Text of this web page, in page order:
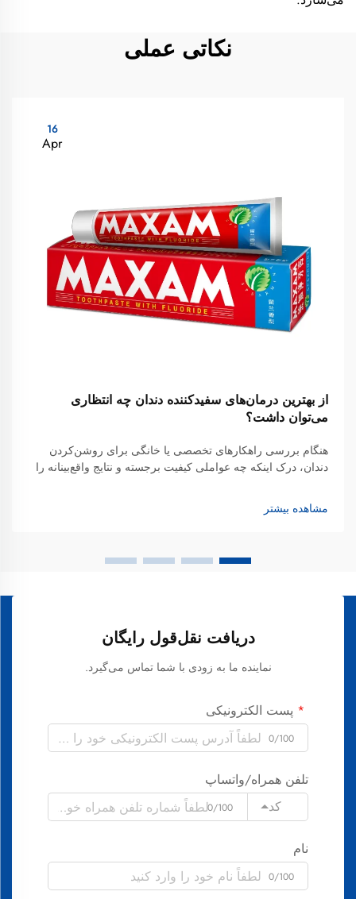
نکاتی عملی
16
Apr
از بهترین درمان‌های سفیدکننده دندان چه انتظاری
می‌توان داشت؟
هنگام بررسی راهکارهای تخصصی یا خانگی برای روشن‌کردن
دندان، درک اینکه چه عواملی کیفیت برجسته و نتایج واقع‌بینانه را
بهترین درمان‌های سفیدکننده دندان ترکیبی از روش‌های مبتنی بر
شواهد علمی و...
مشاهده بیشتر
دریافت نقل‌قول رایگان
نماینده ما به زودی با شما تماس می‌گیرد.
پست الکترونیکی
0/100
تلفن همراه/واتساپ
کد
0/100
نام
0/100